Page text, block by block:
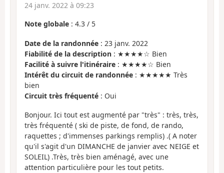
24 janv. 2022 à 09:23
Note globale : 4.3 / 5
Date de la randonnée : 23 janv. 2022
Fiabilité de la description : ★★★★☆ Bien
Facilité à suivre l'itinéraire : ★★★★☆ Bien
Intérêt du circuit de randonnée : ★★★★★ Très
bien
Circuit très fréquenté : Oui
Bonjour. Ici tout est augmenté par "très" : très, très,
très fréquenté ( ski de piste, de fond, de rando,
raquettes ; d'immenses parkings remplis) .( A noter
qu'il s'agit d'un DIMANCHE de janvier avec NEIGE et
SOLEIL) .Très, très bien aménagé, avec une
attention particulière pour les tout petits.